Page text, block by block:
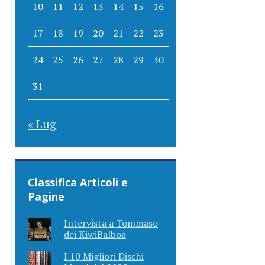
10 11 12 13 14 15 16
17 18 19 20 21 22 23
24 25 26 27 28 29 30
31
« Lug
Classifica Articoli e
Pagine
Intervista a Tommaso
dei KiwiBalboa
I 10 Migliori Dischi